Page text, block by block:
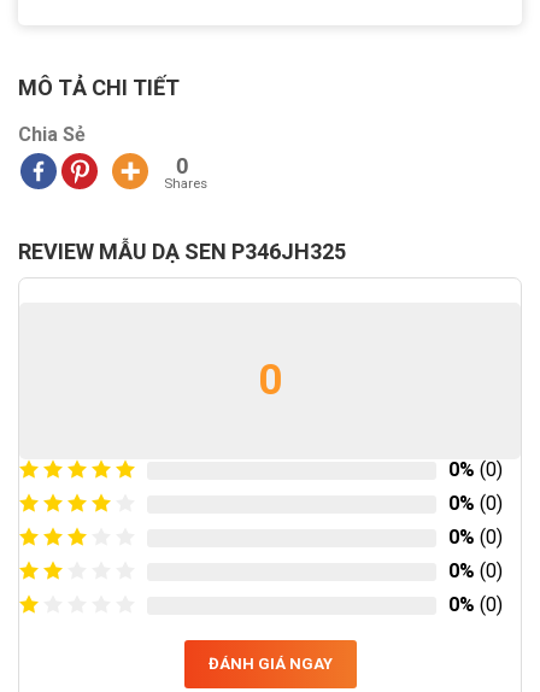
MÔ TẢ CHI TIẾT
Chia Sẻ
0
Shares
REVIEW MẪU DẠ SEN P346JH325
0
0% (0)
0% (0)
0% (0)
0% (0)
0% (0)
ĐÁNH GIÁ NGAY